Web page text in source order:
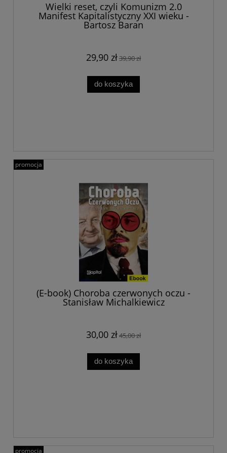
Wielki reset, czyli Komunizm 2.0
Manifest Kapitalistyczny XXI wieku -
Bartosz Baran
29,90 zł39,90 zł
do koszyka
(E-book) Choroba czerwonych oczu -
Stanisław Michalkiewicz
30,00 zł45,00 zł
do koszyka
promocja
promocja